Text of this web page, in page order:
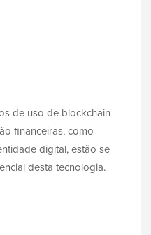
de uso de blockchain
financeiras, como
digital, estão se
desta tecnologia.